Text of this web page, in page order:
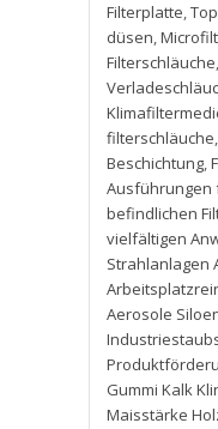
Filterplatte,
düsen,
Filterschläuche,
filterschläuche,
Beschichtung,
Ausführungen
befindlichen
vielfältigen
Strahlanlagen
Aerosole
Gummi Kalk
Maisstärke